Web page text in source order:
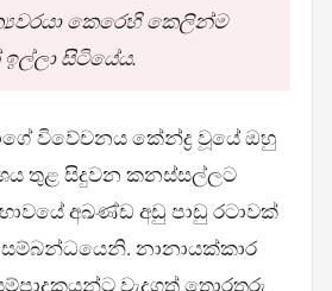
කෙරෙහි කෙලින්ම
සිටියේය.
විවේචනය කේන්ද්‍ර වූයේ ඔහු
තුළ සිදුවන කනස්සල්ලට
අඛණ්ඩ අඩු පාඩු රටාවක්
සම්බන්ධයෙනි. නානායක්කාර
වැදගත් තොරතුරු